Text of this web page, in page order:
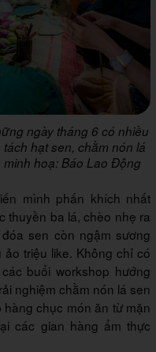
ngày tháng 6 có nhiều
hạt sen, chằm nón lá
hoạ: Báo Lao Động
mình phấn khích nhất
thuyền ba lá, chèo nhẹ ra
sen còn ngậm sương
triệu like. Không chỉ có
buổi workshop hướng
nghiệm chằm nón lá sen
chục món ăn từ mặn
các gian hàng ẩm thực